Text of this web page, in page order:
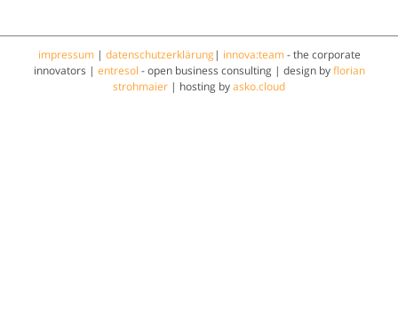
impressum| datenschutzerklärung | innova:team- the corporate
innovators | entresol - open business consulting | design byflorian
strohmaier | hosting byasko.cloud